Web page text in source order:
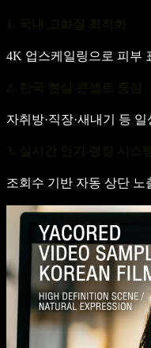
4K 업스케일링으로 피부
자취방·직장·새내기 등
조회수 기반 자동 상단 노